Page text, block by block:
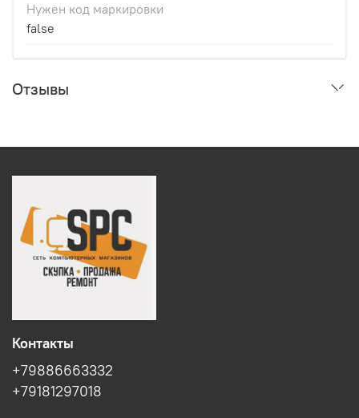
Нужен код маркировки
false
Отзывы
Контакты
+79886663332
+79181297018